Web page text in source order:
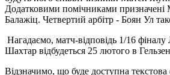
Додатковими помічниками
Балажіц. Четвертий арбітр - Боян Ул
Нагадаємо, матч-відповідь 1/16
Шахтар відбудеться 25 лютого в
Відзначимо, що буде доступна текстова